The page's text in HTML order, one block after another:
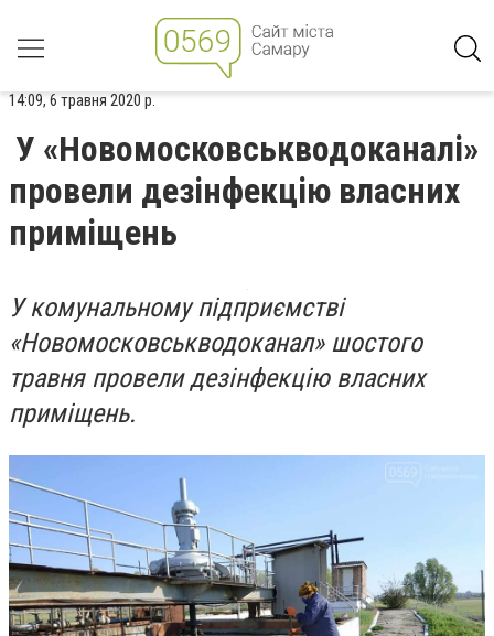
14:09, 6 травня 2020 р.
У «Новомосковськводоканалі»
провели дезінфекцію власних
приміщень
У комунальному підприємстві
«Новомосковськводоканал» шостого
травня провели дезінфекцію власних
приміщень.